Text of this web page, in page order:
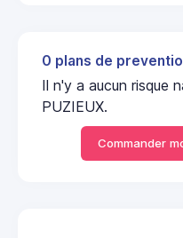
0 plans de
Il n'y a aucun risque
PUZIEUX.
Commander